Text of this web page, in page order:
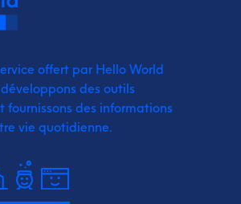
offert par Hello World
des outils
fournissonsdes informations
vie quotidienne.